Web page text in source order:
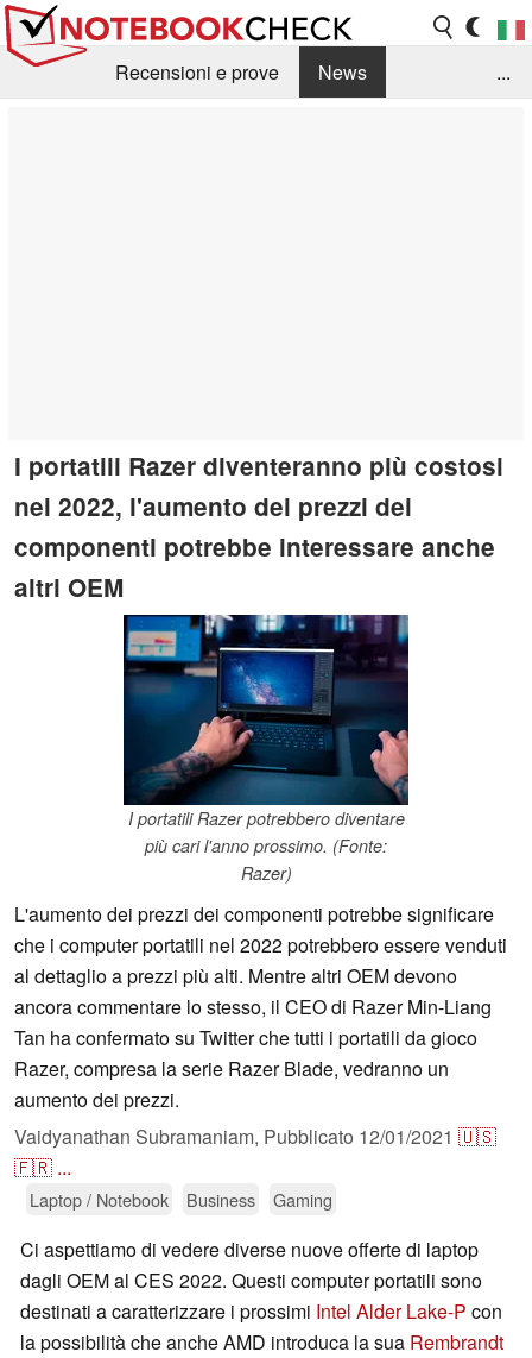
Recensioni e prove
News
...
I portatili Razer diventeranno più costosi
nel 2022, l'aumento dei prezzi dei
componenti potrebbe interessare anche
altri OEM
I portatili Razer potrebbero diventare
più cari l'anno prossimo. (Fonte:
Razer)
L'aumento dei prezzi dei componenti potrebbe significare
che i computer portatili nel 2022 potrebbero essere venduti
al dettaglio a prezzi più alti. Mentre altri OEM devono
ancora commentare lo stesso, il CEO di Razer Min-Liang
Tan ha confermato su Twitter che tutti i portatili da gioco
Razer, compresa la serie Razer Blade, vedranno un
aumento dei prezzi.
Vaidyanathan Subramaniam, Pubblicato 12/01/2021 🇺🇸
🇫🇷 ...
Laptop / Notebook Business Gaming
Ci aspettiamo di vedere diverse nuove offerte di laptop
dagli OEM al CES 2022. Questi computer portatili sono
destinati a caratterizzare i prossimi Intel Alder Lake-P con
la possibilità che anche AMD introduca la sua Rembrandt